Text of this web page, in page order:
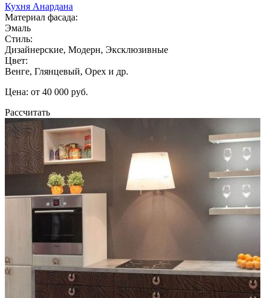
Кухня Анардана
Материал фасада:
Эмаль
Стиль:
Дизайнерские, Модерн, Эксклюзивные
Цвет:
Венге, Глянцевый, Орех и др.
Цена: от 40 000 руб.
Рассчитать